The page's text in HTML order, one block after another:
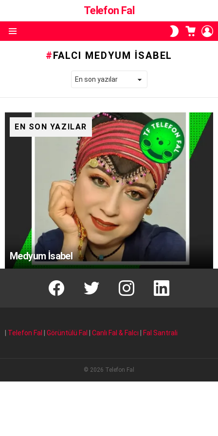
Telefon Fal
SKIN
ANAHTARI
SEPETI
FALCI MEDYUM İSABEL
EN SON YAZILAR
Medyum İsabel
facebook T instagram Linkedin Fal
Telefon Fal Görüntülü Fal Canlı Fal & Falcı Fal Santrali
© 2026 Telefon Fal